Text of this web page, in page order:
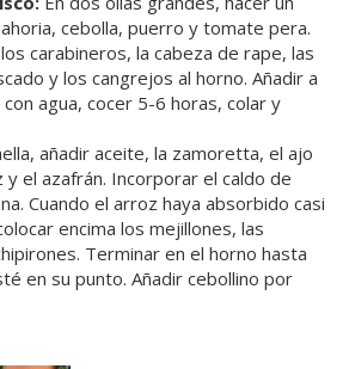
cebolla, puerro y tomate pera.
carabineros, la cabeza de rape, las
y los cangrejos al horno. Añadir a
agua, cocer 5-6 horas, colar y
añadir aceite, la zamoretta, el ajo
el azafrán. Incorporar el caldo de
Cuando el arroz haya absorbido casi
encima los mejillones, las
Terminar en el horno hasta
en su punto. Añadir cebollino por